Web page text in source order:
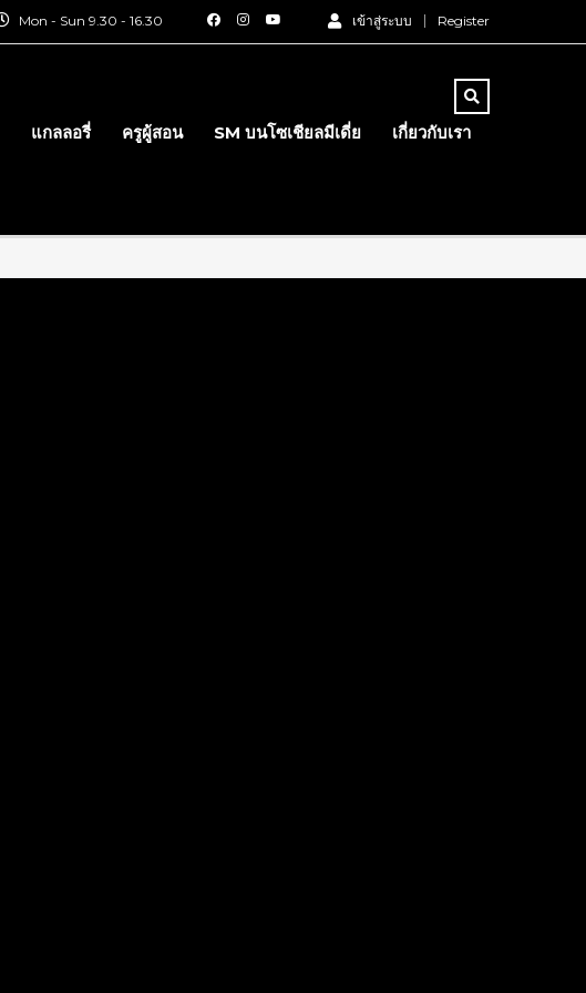
เข้าสู่ระบบ Register
Mon - Sun 9.30 - 16.30
แกลลอรี่ ครูผู้สอน SM บนโซเชียลมีเดี่ย เกี่ยวกับเรา